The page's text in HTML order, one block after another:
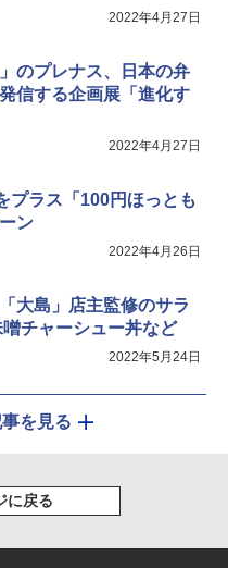
フラットテーブル 電子レン
ンサー ノンフライ調理 簡単
ー
ラック 30L 2段調理 コンベ
スト機能
2022年4月27日
のプレナス、日本の弁
信する企画展「進化す
2022年4月27日
プラス「100円ほっとも
ン
2022年4月26日
大島」店主監修のサラ
チャーシュー丼など
2022年5月24日
を見る
に戻る